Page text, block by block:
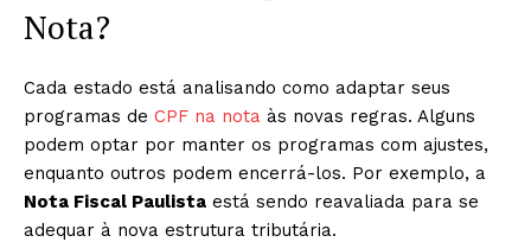
Nota?
Cada estado está analisando como adaptar seus
programas de CPF na nota às novas regras. Alguns
podem optar por manter os programas com ajustes,
enquanto outros podem encerrá-los. Por exemplo, a
Nota Fiscal Paulista está sendo reavaliada para se
adequar à nova estrutura tributária. ​